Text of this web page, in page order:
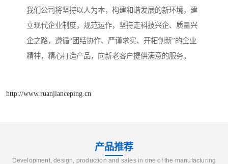
我们公司将坚持以人为本，构建和谐发展的新环境，建
立现代企业制度，规范运作，坚持走科技兴企、质量兴
企之路，遵循“团结协作、严谨求实、开拓创新”的企业
精神，精心打造产品，向新老客户提供满意的服务。
http://www.ruanjianceping.cn
产品推荐
Development, design, production and sales in one of the manufacturing